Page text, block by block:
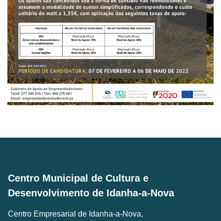
Centro Municipal de Cultura e
Desenvolvimento de Idanha-a-Nova
Centro Empresarial de Idanha-a-Nova,